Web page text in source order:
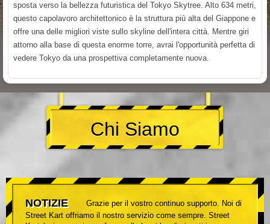
sposta verso la bellezza futuristica del Tokyo Skytree. Alto 634 metri,
questo capolavoro architettonico è la struttura più alta del Giappone e
offre una delle migliori viste sullo skyline dell'intera città. Mentre giri
attorno alla base di questa enorme torre, avrai l'opportunità perfetta di
vedere Tokyo da una prospettiva completamente nuova.
Chi Siamo
NOTIZIE
Grazie per il vostro continuo supporto. Noi di
Street Kart offriamo il nostro servizio come sempre. Street